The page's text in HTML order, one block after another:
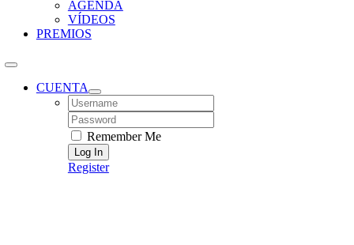
AGENDA
VÍDEOS
PREMIOS
CUENTA
Username:
Password:
Remember Me
Register